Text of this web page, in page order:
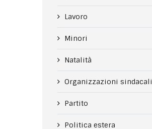
Lavoro
Minori
Natalità
Organizzazioni sindacali
Partito
Politica estera